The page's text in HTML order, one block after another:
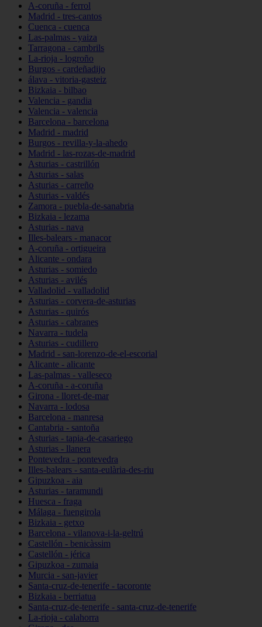
A-coruña - ferrol
Madrid - tres-cantos
Cuenca - cuenca
Las-palmas - yaiza
Tarragona - cambrils
La-rioja - logroño
Burgos - cardeñadijo
álava - vitoria-gasteiz
Bizkaia - bilbao
Valencia - gandia
Valencia - valencia
Barcelona - barcelona
Madrid - madrid
Burgos - revilla-y-la-ahedo
Madrid - las-rozas-de-madrid
Asturias - castrillón
Asturias - salas
Asturias - carreño
Asturias - valdés
Zamora - puebla-de-sanabria
Bizkaia - lezama
Asturias - nava
Illes-balears - manacor
A-coruña - ortigueira
Alicante - ondara
Asturias - somiedo
Asturias - avilés
Valladolid - valladolid
Asturias - corvera-de-asturias
Asturias - quirós
Asturias - cabranes
Navarra - tudela
Asturias - cudillero
Madrid - san-lorenzo-de-el-escorial
Alicante - alicante
Las-palmas - valleseco
A-coruña - a-coruña
Girona - lloret-de-mar
Navarra - lodosa
Barcelona - manresa
Cantabria - santoña
Asturias - tapia-de-casariego
Asturias - llanera
Pontevedra - pontevedra
Illes-balears - santa-eulària-des-riu
Gipuzkoa - aia
Asturias - taramundi
Huesca - fraga
Málaga - fuengirola
Bizkaia - getxo
Barcelona - vilanova-i-la-geltrú
Castellón - benicàssim
Castellón - jérica
Gipuzkoa - zumaia
Murcia - san-javier
Santa-cruz-de-tenerife - tacoronte
Bizkaia - berriatua
Santa-cruz-de-tenerife - santa-cruz-de-tenerife
La-rioja - calahorra